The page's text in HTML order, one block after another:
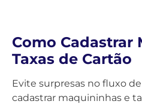
Como Cadastrar
Taxas de Cartão
Evite surpresas no fluxo
cadastrar maquininhas e